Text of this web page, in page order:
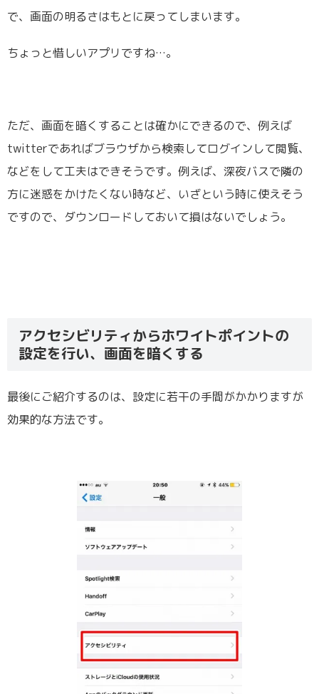
で、画面の明るさはもとに戻ってしまいます。
ちょっと惜しいアプリですね…。
ただ、画面を暗くすることは確かにできるので、例えば
twitterであればブラウザから検索してログインして閲覧、
などをして工夫はできそうです。例えば、深夜バスで隣の
方に迷惑をかけたくない時など、いざという時に使えそう
ですので、ダウンロードしておいて損はないでしょう。
アクセシビリティからホワイトポイントの
設定を行い、画面を暗くする
最後にご紹介するのは、設定に若干の手間がかかりますが
効果的な方法です。